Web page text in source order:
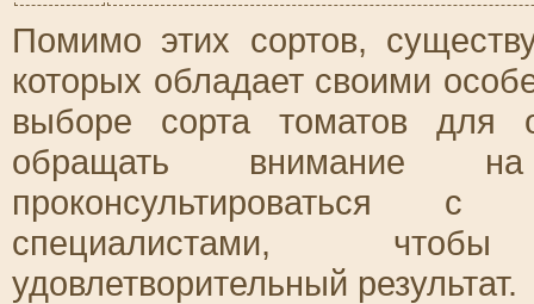
Помимо этих сортов,
которых обладает своими
выборе сорта томатов для
обращать внимание
проконсультироваться
специалистами,
удовлетворительный результат.